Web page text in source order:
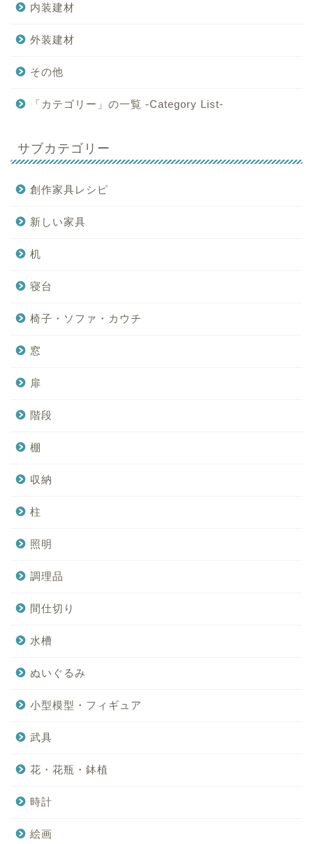
内装建材
外装建材
その他
「カテゴリー」の一覧 -Category List-
サブカテゴリー
創作家具レシピ
新しい家具
机
寝台
椅子・ソファ・カウチ
窓
扉
階段
棚
収納
柱
照明
調理品
間仕切り
水槽
ぬいぐるみ
小型模型・フィギュア
武具
花・花瓶・鉢植
時計
絵画